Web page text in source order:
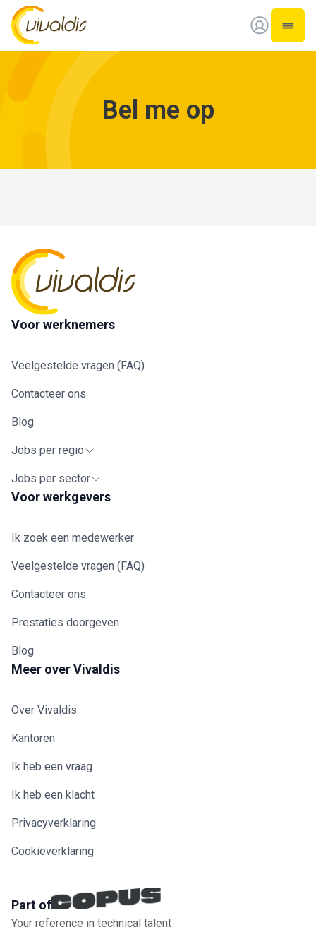
Vivaldis Interim
Open
Bel me op
Voor werknemers
Veelgestelde vragen (FAQ)
Contacteer ons
Blog
Jobs per regio
Jobs per sector
Voor werkgevers
Ik zoek een medewerker
Veelgestelde vragen (FAQ)
Contacteer ons
Prestaties doorgeven
Blog
Meer over Vivaldis
Over Vivaldis
Kantoren
Ik heb een vraag
Ik heb een klacht
Privacyverklaring
Cookieverklaring
Part of
Your reference in technical talent